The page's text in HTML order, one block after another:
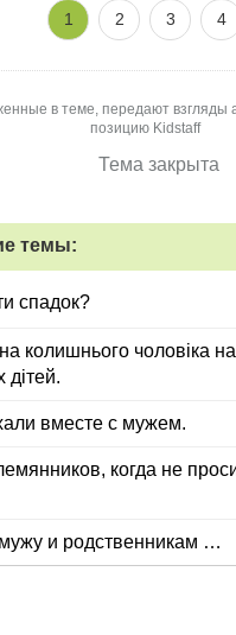
1 2 3 4
в теме, передают взгляды
позицию Kidstaff
Тема закрыта
темы:
спадок?
колишнього чоловіка
дітей.
вместе с мужем.
когда не
мужу и родственникам …